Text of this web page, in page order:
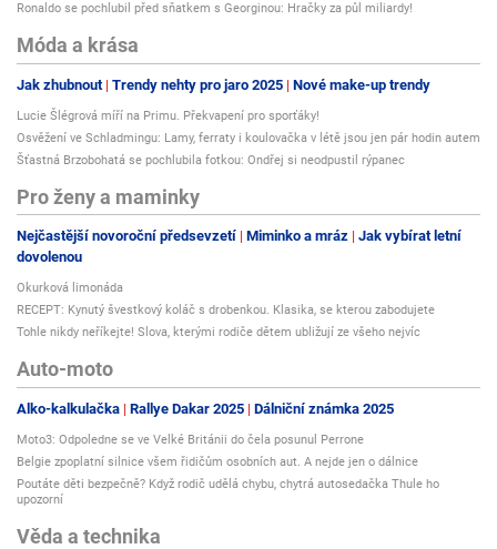
Ronaldo se pochlubil před sňatkem s Georginou: Hračky za půl miliardy!
Móda a krása
Jak zhubnout Trendy nehty pro jaro 2025 Nové make-up trendy
Lucie Šlégrová míří na Primu. Překvapení pro sporťáky!
Osvěžení ve Schladmingu: Lamy, ferraty i koulovačka v létě jsou jen pár hodin autem
Šťastná Brzobohatá se pochlubila fotkou: Ondřej si neodpustil rýpanec
Pro ženy a maminky
Nejčastější novoroční předsevzetí Miminko a mráz Jak vybírat letní
dovolenou
Okurková limonáda
RECEPT: Kynutý švestkový koláč s drobenkou. Klasika, se kterou zabodujete
Tohle nikdy neříkejte! Slova, kterými rodiče dětem ubližují ze všeho nejvíc
Auto-moto
Alko-kalkulačka Rallye Dakar 2025 Dálniční známka 2025
Moto3: Odpoledne se ve Velké Británii do čela posunul Perrone
Belgie zpoplatní silnice všem řidičům osobních aut. A nejde jen o dálnice
Poutáte děti bezpečně? Když rodič udělá chybu, chytrá autosedačka Thule ho
upozorní
Věda a technika